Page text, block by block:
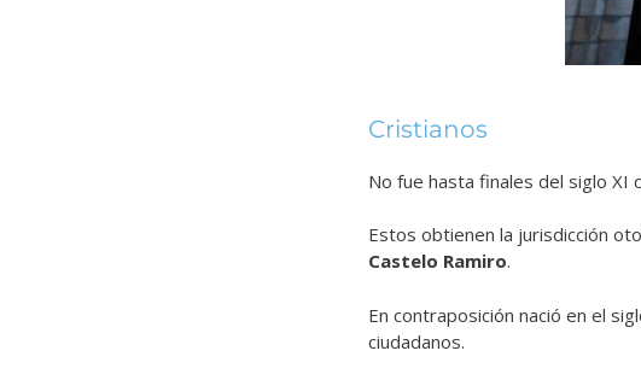
Cristianos
No fue hasta finales del siglo XI
Estos obtienen la jurisdicción
Castelo Ramiro.
En contraposición nació en el
ciudadanos.